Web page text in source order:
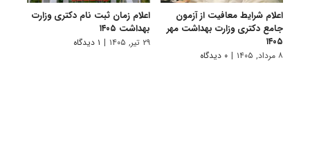
اعلام شرایط معافیت از آزمون
جامع دکتری وزارت بهداشت مهر
۱۴۰۵
۸ مرداد, ۱۴۰۵ | ۰ دیدگاه
اعلام زمان ثبت نام دکتری وزارت
بهداشت ۱۴۰۵
۲۹ تیر, ۱۴۰۵ | ۱ دیدگاه